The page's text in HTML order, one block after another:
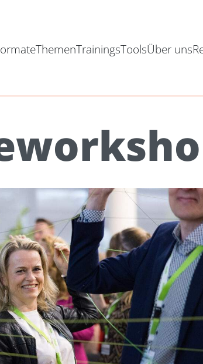
ThemenTrainingsToolsÜber uns